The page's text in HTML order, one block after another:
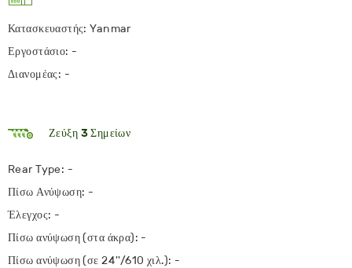
Κατασκευαστής: Yanmar
Εργοστάσιο: -
Διανομέας: -
Ζεύξη 3 Σημείων
Rear Type: -
Πίσω Ανύψωση: -
Έλεγχος: -
Πίσω ανύψωση (στα άκρα): -
Πίσω ανύψωση (σε 24''/610 χιλ.): -